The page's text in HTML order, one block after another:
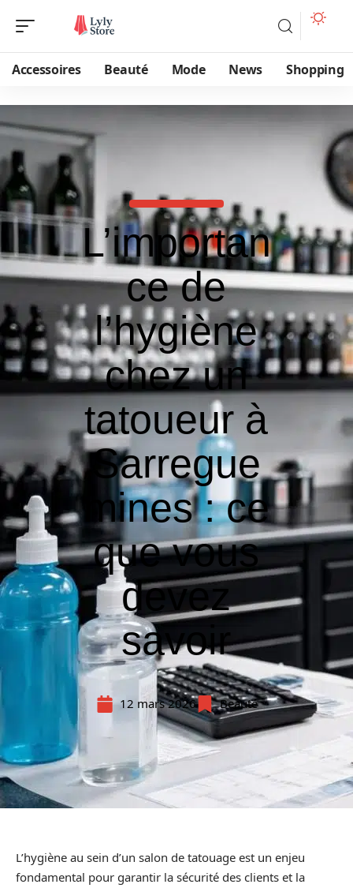
Accessoires Beauté Mode News Shopping
L’importan
ce de
l’hygiène
chez un
tatoueur à
Sarregue
mines : ce
que vous
devez
savoir
12 mars 2026 Beauté
L’hygiène au sein d’un salon de tatouage est un enjeu
fondamental pour garantir la sécurité des clients et la